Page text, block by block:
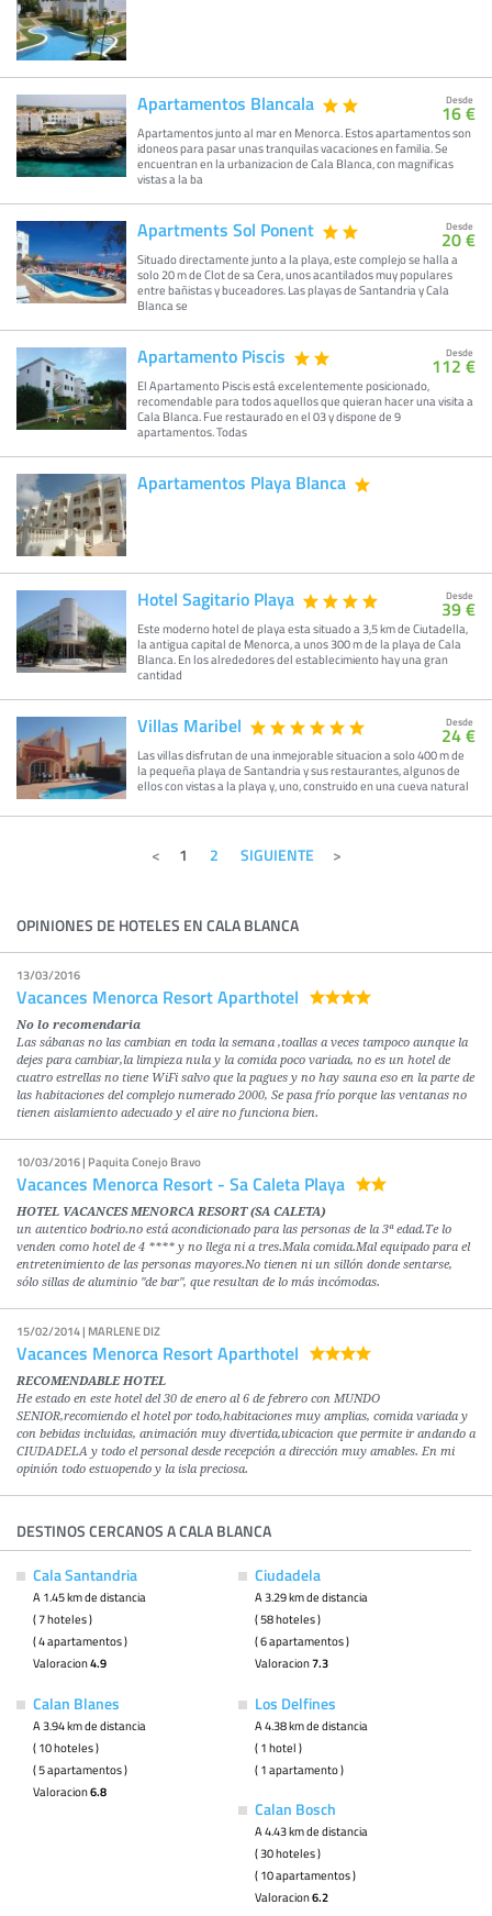
Apartamentos Blancala
Apartamentos junto al mar en Menorca. Estos apartamentos son
idoneos para pasar unas tranquilas vacaciones en familia. Se
encuentran en la urbanizacion de Cala Blanca, con magnificas
vistas a la ba
Desde
16 €
Apartments Sol Ponent
Situado directamente junto a la playa, este complejo se halla a
solo 20 m de Clot de sa Cera, unos acantilados muy populares
entre bañistas y buceadores. Las playas de Santandria y Cala
Blanca se
Desde
20 €
Apartamento Piscis
El Apartamento Piscis está excelentemente posicionado,
recomendable para todos aquellos que quieran hacer una visita a
Cala Blanca. Fue restaurado en el 03 y dispone de 9
apartamentos. Todas
Desde
112 €
Apartamentos Playa Blanca
Hotel Sagitario Playa
Este moderno hotel de playa esta situado a 3,5 km de Ciutadella,
la antigua capital de Menorca, a unos 300 m de la playa de Cala
Blanca. En los alrededores del establecimiento hay una gran
cantidad
Desde
39 €
Villas Maribel
Las villas disfrutan de una inmejorable situacion a solo 400 m de
la pequeña playa de Santandria y sus restaurantes, algunos de
ellos con vistas a la playa y, uno, construido en una cueva natural
Desde
24 €
1 2 SIGUIENTE
OPINIONES DE HOTELES EN CALA BLANCA
13/03/2016
Vacances Menorca Resort Aparthotel
No lo recomendaria
Las sábanas no las cambian en toda la semana ,toallas a veces tampoco aunque la
dejes para cambiar,la limpieza nula y la comida poco variada, no es un hotel de
cuatro estrellas no tiene WiFi salvo que la pagues y no hay sauna eso en la parte de
las habitaciones del complejo numerado 2000, Se pasa frío porque las ventanas no
tienen aislamiento adecuado y el aire no funciona bien.
10/03/2016 | Paquita Conejo Bravo
Vacances Menorca Resort - Sa Caleta Playa
HOTEL VACANCES MENORCA RESORT (SA CALETA)
un autentico bodrio.no está acondicionado para las personas de la 3ª edad.Te lo
venden como hotel de 4 **** y no llega ni a tres.Mala comida.Mal equipado para el
entretenimiento de las personas mayores.No tienen ni un sillón donde sentarse,
sólo sillas de aluminio "de bar", que resultan de lo más incómodas.
15/02/2014 | MARLENE DIZ
Vacances Menorca Resort Aparthotel
RECOMENDABLE HOTEL
He estado en este hotel del 30 de enero al 6 de febrero con MUNDO
SENIOR,recomiendo el hotel por todo,habitaciones muy amplias, comida variada y
con bebidas incluidas, animación muy divertida,ubicacion que permite ir andando a
CIUDADELA y todo el personal desde recepción a dirección muy amables. En mi
opinión todo estuopendo y la isla preciosa.
DESTINOS CERCANOS A CALA BLANCA
Cala Santandria
A 1.45 km de distancia
( 7 hoteles )
( 4 apartamentos )
Valoracion4.9
Ciudadela
A 3.29 km de distancia
( 58 hoteles )
( 6 apartamentos )
Valoracion7.3
Calan Blanes
A 3.94 km de distancia
( 10 hoteles )
( 5 apartamentos )
Valoracion6.8
Los Delfines
A 4.38 km de distancia
( 1 hotel )
( 1 apartamento )
Calan Bosch
A 4.43 km de distancia
( 30 hoteles )
( 10 apartamentos )
Valoracion6.2